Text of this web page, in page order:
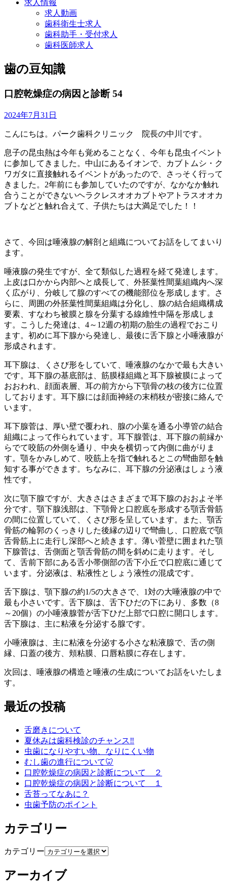
求人情報
求人動画
歯科衛生士求人
歯科助手・受付求人
歯科医師求人
歯の豆知識
口腔乾燥症の病因と診断 54
2024年7月31日
こんにちは。パーク歯科クリニック 院長の中川です。
息子の昆虫熱は今年も覚めることなく、今年も昆虫イベント
に参加してきました。中山にあるイオンで、カブトムシ・ク
ワガタに直接触れるイベントがあったので、さっそく行って
きました。2年前にも参加していたのですが、なかなか触れ
合うことができないヘラクレスオオカブトやアトラスオオカ
ブトなどと触れ合えて、子供たちは大満足でした！！
さて、今回は唾液腺の解剖と組織についてお話をしてまいり
ます。
唾液腺の発生ですが、全て類似した過程を経て発達します。
上皮は口かから内部へと成長して、外胚葉性間葉組織内へ深
く広がり、分岐して腺のすべての機能部位を形成します。さ
らに、周囲の外胚葉性間葉組織は分化し、腺の結合組織構成
要素、すなわち被膜と腺を分葉する線維性中隔を形成しま
す。こうした発達は、4～12週の初期の胎生の過程でおこり
ます。初めに耳下腺から発達し、最後に舌下腺と小唾液腺が
形成されます。
耳下腺は、くさび形をしていて、唾液腺のなかで最も大きい
です。耳下腺の基底部は、筋膜様組織と耳下腺被膜によって
おおわれ、顔面表層、耳の前方から下顎骨の枝の後方に位置
しております。耳下腺には顔面神経の末梢枝が密接に絡んで
います。
耳下腺菅は、厚い壁で覆われ、腺の小葉を通る小導管の結合
組織によって作られています。耳下腺菅は、耳下腺の前縁か
らでて咬筋の外側を通り、中央を横切って内側に曲がりま
す。顎をかみしめて、咬筋上を指で触れるとこの彎曲部を触
知する事ができます。ちなみに、耳下腺の分泌液はしょう液
性です。
次に顎下腺ですが、大きさはさまざまで耳下腺のおおよそ半
分です。顎下腺浅部は、下顎骨と口腔底を形成する顎舌骨筋
の間に位置していて、くさび形を呈しています。また、顎舌
骨筋の輪郭のくっきりした後縁の辺りで彎曲し、口腔底で顎
舌骨筋上に走行し深部へと続きます。薄い菅壁に囲まれた顎
下腺菅は、舌側面と顎舌骨筋の間を斜めに走ります。そし
て、舌前下部にある舌小帯側部の舌下小丘で口腔底に通じて
います。分泌液は、粘液性としょう液性の混成です。
舌下腺は、顎下腺の約1/5の大きさで、1対の大唾液腺の中で
最も小さいです。舌下腺は、舌下ひだの下にあり、多数（8
～20個）の小唾液腺菅が舌下ひだ上部で口腔に開口します。
舌下腺は、主に粘液を分泌する腺です。
小唾液腺は、主に粘液を分泌する小さな粘液腺で、舌の側
縁、口蓋の後方、頬粘膜、口唇粘膜に存在します。
次回は、唾液腺の構造と唾液の生成についてお話をいたしま
す。
最近の投稿
舌磨きについて
夏休みは歯科検診のチャンス‼️
虫歯になりやすい物、なりにくい物
むし歯の進行について🦷
口腔乾燥症の病因と診断について ２
口腔乾燥症の病因と診断について １
舌苔ってなあに？
虫歯予防のポイント
カテゴリー
カテゴリー
アーカイブ